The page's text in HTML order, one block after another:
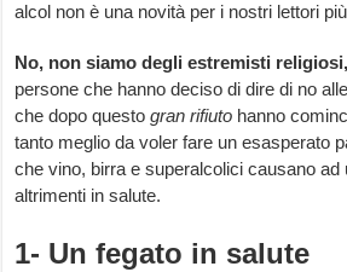
alcol non è una novità per i nostri lettori
No, non siamo degli estremisti religiosi,
persone che hanno deciso di dire di no
che dopo questogran rifiuto hanno
tanto meglio da voler fare un esasperato
che vino, birra e superalcolici causano
altrimenti in salute.
1- Un fegato in salute